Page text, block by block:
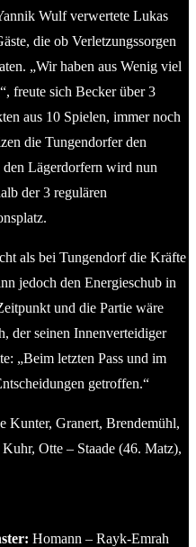
Wulf verwertete Lukas
die ob Verletzungssorgen
„Wir haben aus Wenig viel
freute sich Becker über 3
aus 10 Spielen, immer noch
die Tungendorfer den
Lägerdorfern wird nun
der 3 regulären
als bei Tungendorf die Kräfte
jedoch den Energieschub in
und die Partie wäre
der seinen Innenverteidiger
„Beim letzten Pass und im
getroffen.“
Kunter, Granert, Brendemühl,
Otte – Staade (46. Matz),
Homann – Rayk-Emrah